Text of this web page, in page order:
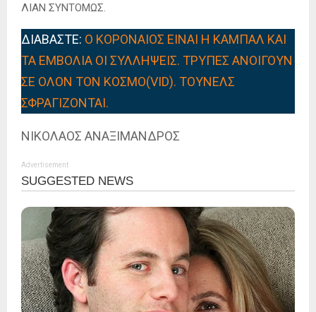
ΛΙΑΝ ΣΥΝΤΟΜΩΣ.
ΔΙΑΒΑΣΤΕ: Ο ΚΟΡΟΝΑΙΟΣ ΕΙΝΑΙ Η ΚΑΜΠΑΛ ΚΑΙ
ΤΑ ΕΜΒΟΛΙΑ ΟΙ ΣΥΛΛΗΨΕΙΣ. ΤΡΥΠΕΣ ΑΝΟΙΓΟΥΝ
ΣΕ ΟΛΟΝ ΤΟΝ ΚΟΣΜΟ(VID). ΤΟΥΝΕΛΣ
ΣΦΡΑΓΙΖΟΝΤΑΙ.
ΝΙΚΟΛΑΟΣ ΑΝΑΞΙΜΑΝΔΡΟΣ
Advertisement